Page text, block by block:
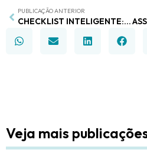
PUBLICAÇÃO ANTERIOR
CHECKLIST INTELIGENTE: O NOVO DIAGNÓSTICO DO GRPRO AXION QUE VAI REVOLUCIONAR SUAS INSPEÇÕES
Veja mais